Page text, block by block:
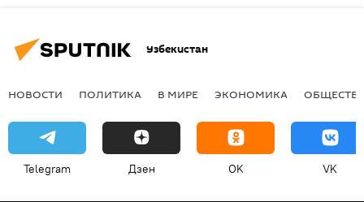
Узбекистан
НОВОСТИ ПОЛИТИКА В МИРЕ ЭКОНОМИКА
Telegram Дзен OK VK